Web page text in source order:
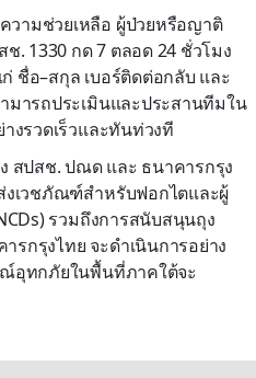
ามช่วยเหลือ ผู้ป่วยหรือญาติ
. 1330 กด 7 ตลอด 24 ชั่วโมง
ชื่อ–สกุล เบอร์ติดต่อกลับ และ
มารถประเมินและประสานทีมใน
งรวดเร็วและทันท่วงที
สปสช. ปณด และ ธนาคารกรุง
งเวชภัณฑ์สำหรับฟอกไตและผู้
รวมถึงการสนับสนุนถุง
รกรุงไทย จะดำเนินการอย่าง
อุทกภัยในพื้นที่ภาคใต้จะ